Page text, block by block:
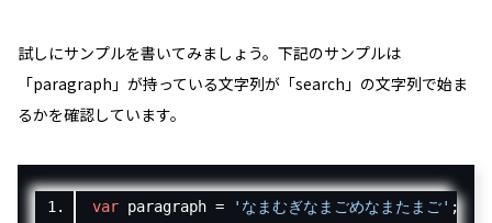
試しにサンプルを書いてみましょう。下記のサンプルは
「paragraph 」が持っている文字列が「search 」の文字列で始ま
るかを確認しています。
var paragraph = 'なまむぎなまごめなまたまご' ;